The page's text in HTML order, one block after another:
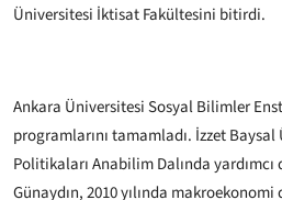
Üniversitesi İktisat Fakültesini bitirdi.
Ankara Üniversitesi Sosyal Bilimler
programlarını tamamladı. İzzet
Politikaları Anabilim Dalında
Günaydın, 2010 yılında